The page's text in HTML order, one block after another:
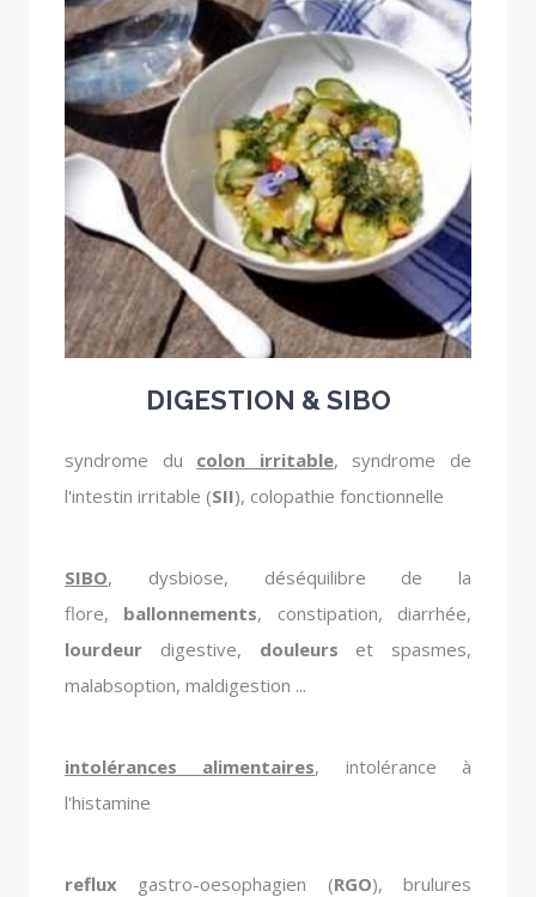
DIGESTION & SIBO
syndrome du colon irritable, syndrome de
l'intestin irritable (SII), colopathie fonctionnelle
SIBO, dysbiose, déséquilibre de la
flore, ballonnements, constipation, diarrhée,
lourdeur digestive, douleurs et spasmes,
malabsoption, maldigestion ...
intolérances alimentaires, intolérance à
l'histamine
reflux gastro-oesophagien (RGO), brulures